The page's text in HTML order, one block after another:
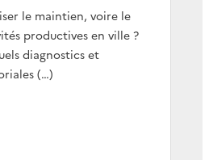
le maintien, voire le
productives en ville ?
diagnostics et
(…)